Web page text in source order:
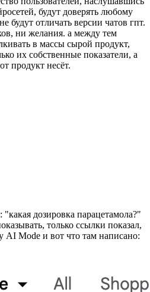
будут доверять любому
будут отличать версии чатов гпт.
ни желания. а между тем
в массы сырой продукт,
их собственные показатели, а
продукт несёт.
дозировка парацетамола?"
только ссылки показал,
Mode и вот что там написано: